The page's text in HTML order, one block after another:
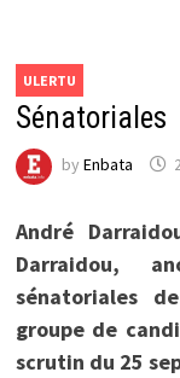
ULERTU
Sénatoriales
by Enbata
André
Darraidou,
sénatoriales
groupe de
scrutin du 25